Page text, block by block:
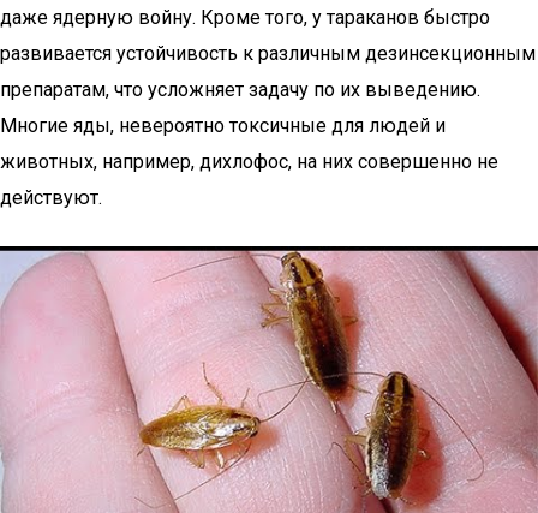
даже ядерную войну. Кроме того, у тараканов быстро
развивается устойчивость к различным дезинсекционным
препаратам, что усложняет задачу по их выведению.
Многие яды, невероятно токсичные для людей и
животных, например, дихлофос, на них совершенно не
действуют.